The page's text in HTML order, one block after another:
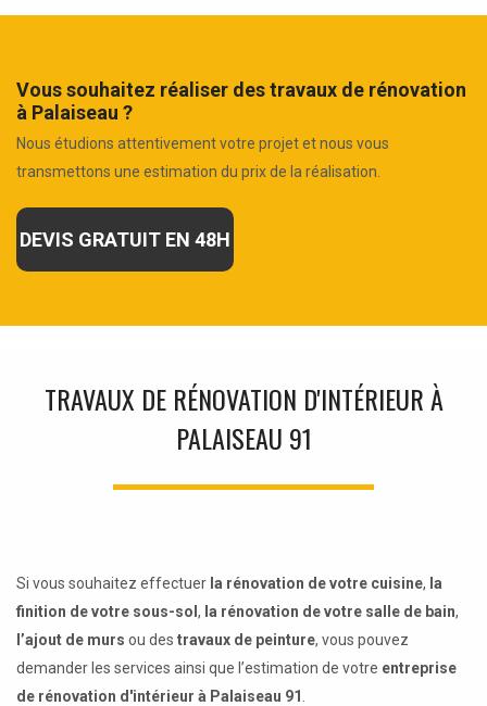
Vous souhaitez réaliser des travaux de rénovation
à Palaiseau ?
Nous étudions attentivement votre projet et nous vous
transmettons une estimation du prix de la réalisation.
DEVIS GRATUIT EN 48H
TRAVAUX DE RÉNOVATION D'INTÉRIEUR À
PALAISEAU 91
Si vous souhaitez effectuer la rénovation de votre cuisine, la
finition de votre sous-sol , la rénovation de votre salle de bain,
l’ajout de murs ou des travaux de peinture, vous pouvez
demander les services ainsi que l’estimation de votre entreprise
de rénovation d'intérieur à Palaiseau 91